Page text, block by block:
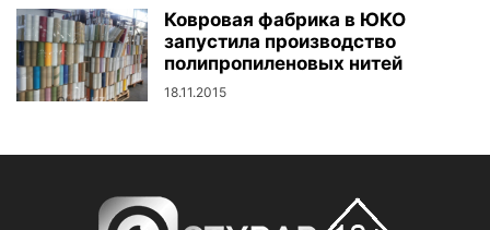
Ковровая фабрика в ЮКО
запустила производство
полипропиленовых нитей
18.11.2015